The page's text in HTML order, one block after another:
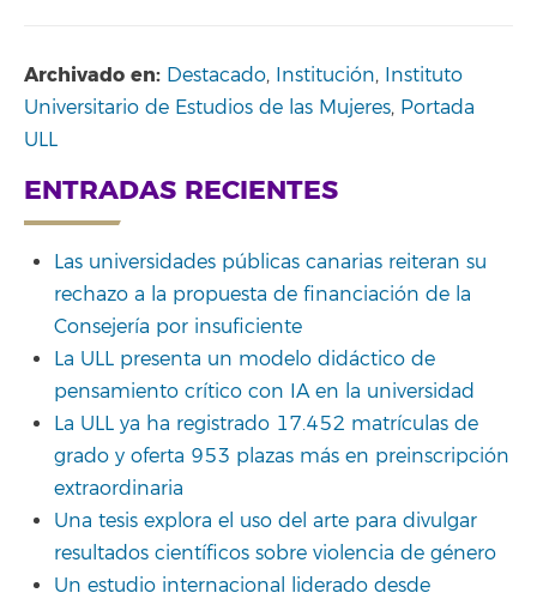
Archivado en: Destacado, Institución, Instituto
Universitario de Estudios de las Mujeres, Portada
ULL
ENTRADAS RECIENTES
Las universidades públicas canarias reiteran su
rechazo a la propuesta de financiación de la
Consejería por insuficiente
La ULL presenta un modelo didáctico de
pensamiento crítico con IA en la universidad
La ULL ya ha registrado 17.452 matrículas de
grado y oferta 953 plazas más en preinscripción
extraordinaria
Una tesis explora el uso del arte para divulgar
resultados científicos sobre violencia de género
Un estudio internacional liderado desde